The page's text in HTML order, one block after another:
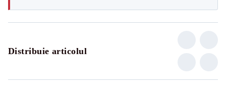
Distribuie articolul